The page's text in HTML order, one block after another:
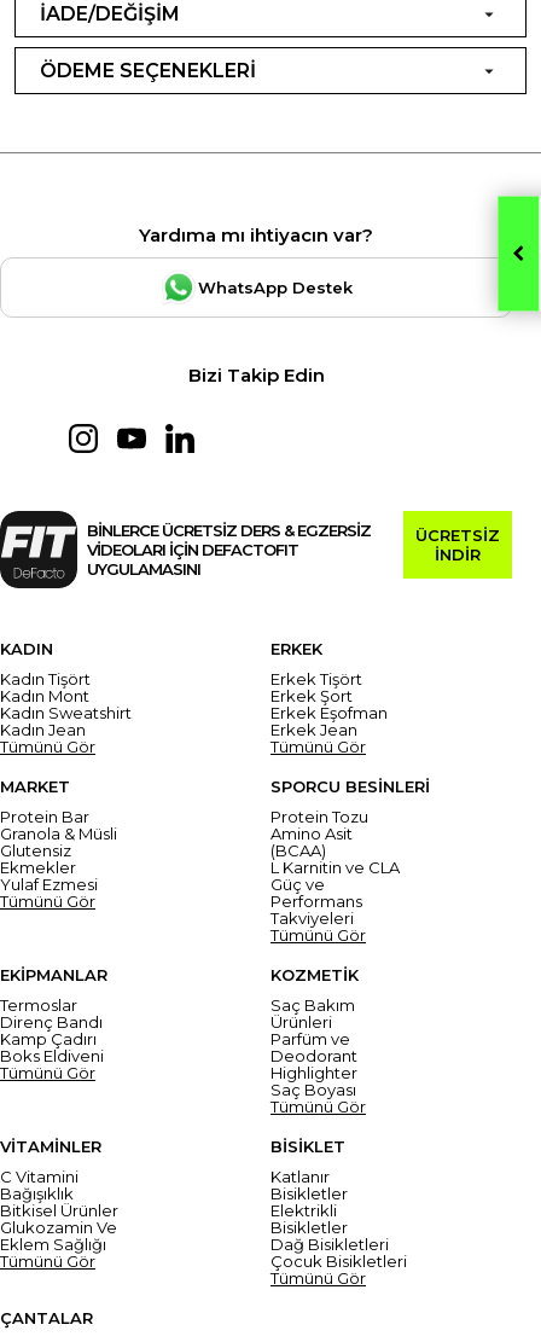
İADE/DEĞİŞİM
ÖDEME SEÇENEKLERİ
Yardıma mı ihtiyacın var?
WhatsApp Destek
Bizi Takip Edin
BİNLERCE ÜCRETSİZ DERS & EGZERSİZ
VİDEOLARI İÇİN DEFACTOFIT
UYGULAMASINI
ÜCRETSİZ
İNDİR
KADIN
Kadın Tişört
Kadın Mont
Kadın Sweatshirt
Kadın Jean
Tümünü Gör
ERKEK
Erkek Tişört
Erkek Şort
Erkek Eşofman
Erkek Jean
Tümünü Gör
MARKET
Protein Bar
Granola & Müsli
Glutensiz
Ekmekler
Yulaf Ezmesi
Tümünü Gör
SPORCU BESİNLERİ
Protein Tozu
Amino Asit
(BCAA)
L Karnitin ve CLA
Güç ve
Performans
Takviyeleri
Tümünü Gör
EKİPMANLAR
Termoslar
Direnç Bandı
Kamp Çadırı
Boks Eldiveni
Tümünü Gör
KOZMETİK
Saç Bakım
Ürünleri
Parfüm ve
Deodorant
Highlighter
Saç Boyası
Tümünü Gör
VİTAMİNLER
C Vitamini
Bağışıklık
Bitkisel Ürünler
Glukozamin Ve
Eklem Sağlığı
Tümünü Gör
BİSİKLET
Katlanır
Bisikletler
Elektrikli
Bisikletler
Dağ Bisikletleri
Çocuk Bisikletleri
Tümünü Gör
ÇANTALAR